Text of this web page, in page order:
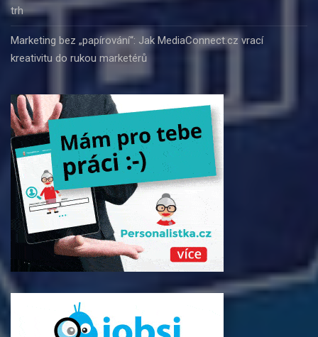
trh
Marketing bez „papírování“: Jak MediaConnect.cz vrací
kreativitu do rukou marketérů